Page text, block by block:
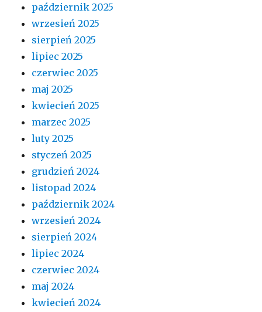
październik 2025
wrzesień 2025
sierpień 2025
lipiec 2025
czerwiec 2025
maj 2025
kwiecień 2025
marzec 2025
luty 2025
styczeń 2025
grudzień 2024
listopad 2024
październik 2024
wrzesień 2024
sierpień 2024
lipiec 2024
czerwiec 2024
maj 2024
kwiecień 2024